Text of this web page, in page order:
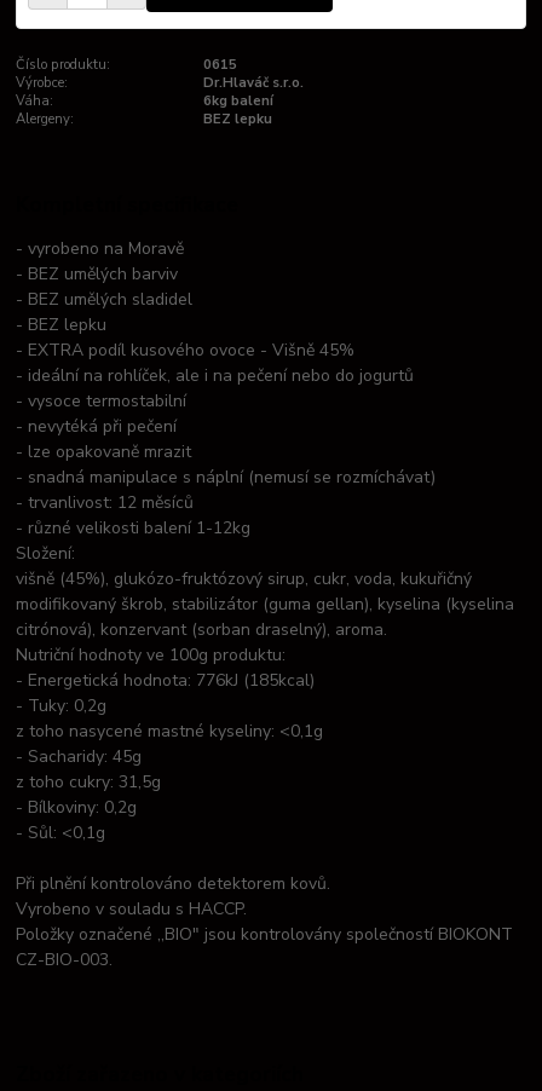
Číslo produktu:
0615
Výrobce:
Dr.Hlaváč s.r.o.
Váha:
6kg balení
Alergeny:
BEZ lepku
- vyrobeno na Moravě
- BEZ umělých barviv
- BEZ umělých sladidel
- BEZ lepku
- EXTRA podíl kusového ovoce - Višně 45%
- ideální na rohlíček, ale i na pečení nebo do jogurtů
- vysoce termostabilní
- nevytéká při pečení
- lze opakovaně mrazit
- snadná manipulace s náplní (nemusí se rozmíchávat)
- trvanlivost: 12 měsíců
- různé velikosti balení 1-12kg
Složení:
višně (45%), glukózo-fruktózový sirup, cukr, voda, kukuřičný
modifikovaný škrob, stabilizátor (guma gellan), kyselina (kyselina
citrónová), konzervant (sorban draselný), aroma.
Nutriční hodnoty ve 100g produktu:
- Energetická hodnota: 776kJ (185kcal)
- Tuky: 0,2g
z toho nasycené mastné kyseliny: <0,1g
- Sacharidy: 45g
z toho cukry: 31,5g
- Bílkoviny: 0,2g
- Sůl: <0,1g
Při plnění kontrolováno detektorem kovů.
Vyrobeno v souladu s HACCP.
Položky označené ,,BIO" jsou kontrolovány společností BIOKONT
CZ-BIO-003.